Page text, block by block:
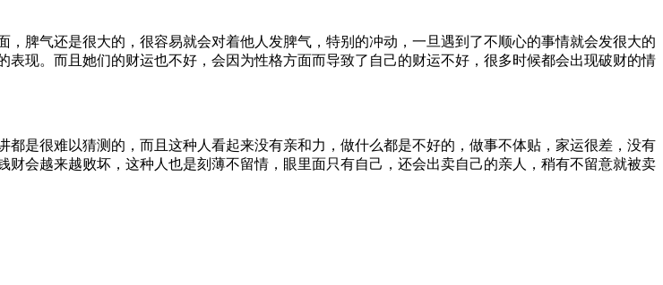
脾气还是很大的，很容易就会对着他人发脾气，特别的冲动，一旦遇到了不顺心的事情就会发很大的
现。而且她们的财运也不好，会因为性格方面而导致了自己的财运不好，很多时候都会出现破财的情
是很难以猜测的，而且这种人看起来没有亲和力，做什么都是不好的，做事不体贴，家运很差，没有
会越来越败坏，这种人也是刻薄不留情，眼里面只有自己，还会出卖自己的亲人，稍有不留意就被卖